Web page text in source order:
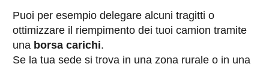
Puoi per esempio delegare alcuni tragitti o
ottimizzare il riempimento dei tuoi camion tramite
una borsa carichi.
Se la tua sede si trova in una zona rurale o in una